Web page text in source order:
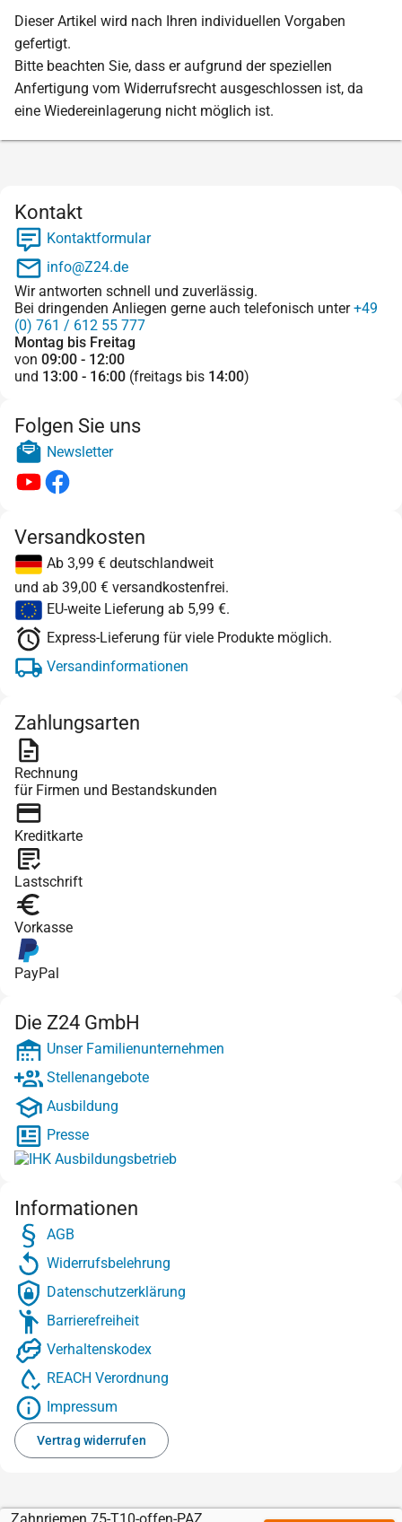
Dieser Artikel wird nach Ihren individuellen Vorgaben
gefertigt.
Bitte beachten Sie, dass er aufgrund der speziellen
Anfertigung vom Widerrufsrecht ausgeschlossen ist, da
eine Wiedereinlagerung nicht möglich ist.
Kontakt
Kontaktformular
info@Z24.de
Wir antworten schnell und zuverlässig.
Bei dringenden Anliegen gerne auch telefonisch unter+49
(0) 761 / 612 55 777
Montag bis Freitag
von 09:00 - 12:00
und 13:00 - 16:00 (freitags bis 14:00)
Folgen Sie uns
Newsletter
Versandkosten
Ab 3,99 € deutschlandweit
und ab 39,00 € versandkostenfrei.
EU-weite Lieferung ab 5,99 €.
Express-Lieferung für viele Produkte möglich.
Versandinformationen
Zahlungsarten
Rechnung
für Firmen und Bestandskunden
Kreditkarte
Lastschrift
Vorkasse
PayPal
Die Z24 GmbH
Unser Familienunternehmen
Stellenangebote
Ausbildung
Presse
Informationen
AGB
Widerrufsbelehrung
Datenschutzerklärung
Barrierefreiheit
Verhaltenskodex
REACH Verordnung
Impressum
Vertrag widerrufen